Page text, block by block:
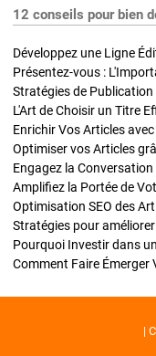
12 conseils pour bien
Développez une Ligne
Présentez-vous :
L'Art de Choisir un Titre
Optimiser vos Articles
Engagez la
Amplifiez la Portée de